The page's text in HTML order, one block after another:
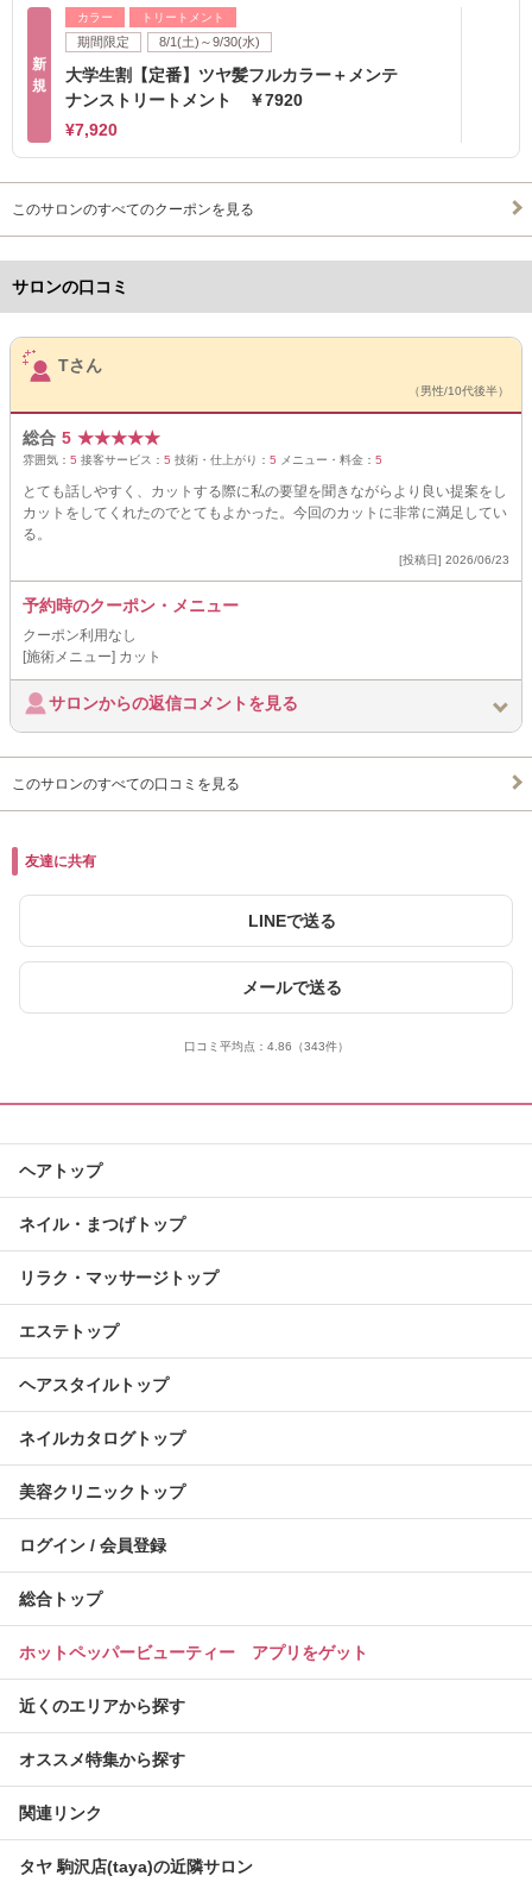
新
規
カラー トリートメント
期間限定 8/1(土)～9/30(水)
大学生割【定番】ツヤ髪フルカラー＋メンテ
ナンストリートメント ￥7920
¥7,920
このサロンのすべてのクーポンを見る
サロンの口コミ
サロンPick Up
Tさん
（男性/10代後半）
総合 5 ★★★★★
雰囲気： 5 接客サービス： 5 技術・仕上がり： 5 メニュー・料金： 5
とても話しやすく、カットする際に私の要望を聞きながらより良い提案をし
カットをしてくれたのでとてもよかった。今回のカットに非常に満足してい
る。
[投稿日] 2026/06/23
予約時のクーポン・メニュー
クーポン利用なし
[施術メニュー] カット
サロンからの返信コメントを見る
このサロンのすべての口コミを見る
友達に共有
LINEで送る
メールで送る
口コミ平均点： 4.86 （343件）
ヘアトップ
ネイル・まつげトップ
リラク・マッサージトップ
エステトップ
ヘアスタイルトップ
ネイルカタログトップ
美容クリニックトップ
ログイン / 会員登録
総合トップ
ホットペッパービューティー アプリをゲット
近くのエリアから探す
オススメ特集から探す
関連リンク
タヤ 駒沢店(taya)の近隣サロン